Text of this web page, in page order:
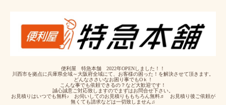
便利屋 特急本舗 2022年OPENしました！！
川西市を拠点に兵庫県全域～大阪府全域にて、お客様の困った！を解決させて頂きます。
どんなささいなお困り事でもOｋ！
こんな事でも依頼できるの？など大歓迎です！
誠心誠意ご対応致しますのでまずはお問合せ下さい。
お見積りはいつでも無料♪ お伺いしてのお見積りももちろん無料♬ お見積り後ご依頼が
無くても請求などは一切致しません♫